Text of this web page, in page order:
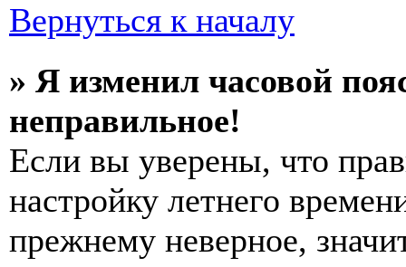
Вернуться к началу
» Я изменил часовой
неправильное!
Если вы уверены, что
настройку летнего
прежнему неверное,